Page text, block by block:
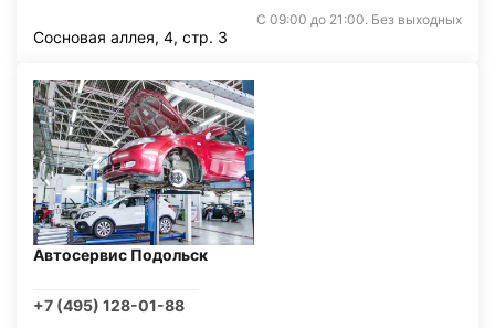
С 09:00 до 21:00. Без выходных
Сосновая аллея, 4, стр. 3
Автосервис Подольск
+7 (495) 128-01-88